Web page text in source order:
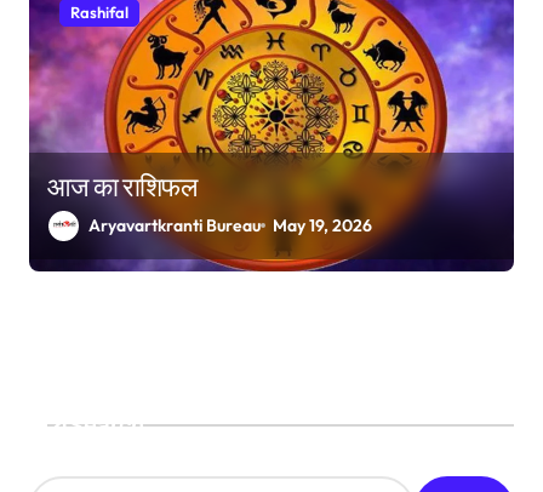
Rashifal
आज का राशिफल
Aryavartkranti Bureau May 19, 2026
Search